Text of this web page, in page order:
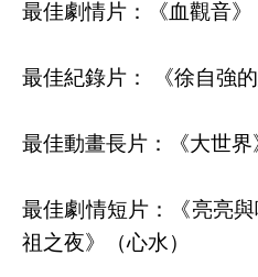
最佳劇情片：《血觀音》
最佳紀錄片： 《徐自強的
最佳動畫長片：《大世界
最佳劇情短片：《亮亮
祖之夜》（心水）